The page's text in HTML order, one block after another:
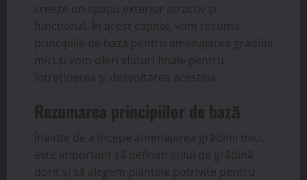
creeze un spațiu exterior atractiv și
funcțional. În acest capitol, vom rezuma
principiile de bază pentru amenajarea grădinii
mici și vom oferi sfaturi finale pentru
întreținerea și dezvoltarea acesteia.
Rezumarea principiilor de bază
Înainte de a începe amenajarea grădinii mici,
este important să definim stilul de grădină
dorit și să alegem plantele potrivite pentru